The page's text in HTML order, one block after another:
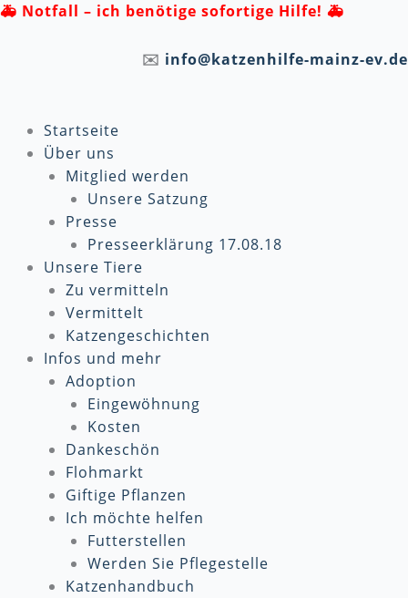
Zum
🚑 Notfall – ich benötige sofortige Hilfe! 🚑
✉️ info@katzenhilfe-mainz-ev.de
Startseite
Über uns
Mitglied werden
Unsere Satzung
Presse
Presseerklärung 17.08.18
Unsere Tiere
Zu vermitteln
Vermittelt
Katzengeschichten
Infos und mehr
Adoption
Eingewöhnung
Kosten
Dankeschön
Flohmarkt
Giftige Pflanzen
Ich möchte helfen
Futterstellen
Werden Sie Pflegestelle
Katzenhandbuch